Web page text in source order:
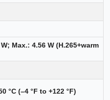
Max.: 4.56 W (H.265+warm
°C (–4 °F to +122 °F)